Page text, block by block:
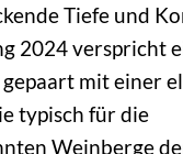
Tiefe und
2024 verspricht
mit einer
typisch für die
Weinberge